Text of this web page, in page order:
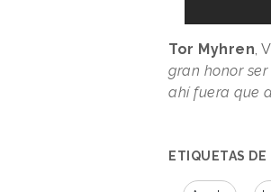
Tor Myhren ,
gran honor
ahí fuera que
ETIQUETAS DE